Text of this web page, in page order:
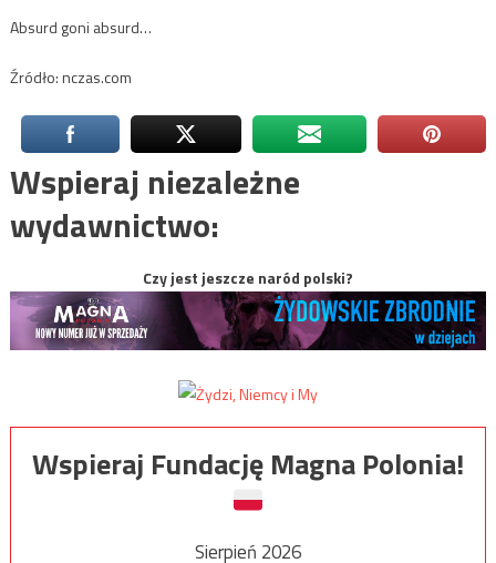
Absurd goni absurd…
Źródło: nczas.com
Wspieraj niezależne
wydawnictwo:
Czy jest jeszcze naród polski?
Wspieraj Fundację Magna Polonia!
Sierpień 2026